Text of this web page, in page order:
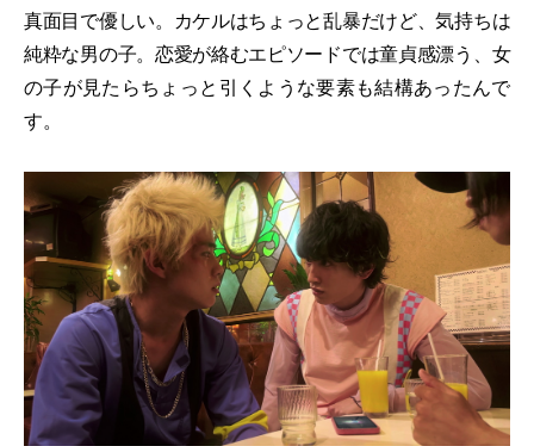
真面目で優しい。カケルはちょっと乱暴だけど、気持ちは
純粋な男の子。恋愛が絡むエピソードでは童貞感漂う、女
の子が見たらちょっと引くような要素も結構あったんで
す。